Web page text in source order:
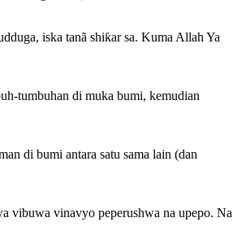
iska tanã shiƙar sa. Kuma Allah Ya
tumbuhan di muka bumi, kemudian
di bumi antara satu sama lain (dan
vibuwa vinavyo peperushwa na upepo. Na